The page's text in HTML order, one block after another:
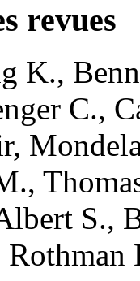
revues
K.,
C.,
,
,
S.,
Rothman